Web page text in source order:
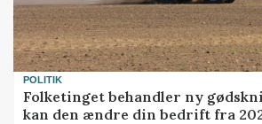
POLITIK
Folketinget behandler ny
kan den ændre din bedrift fra